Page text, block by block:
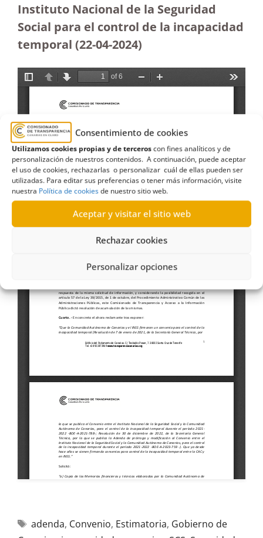
Consentimiento de cookies
Utilizamos cookies propias y de terceroscon fines analíticos y de
personalización de nuestros contenidos. A continuación, puede aceptar
el uso de cookies, rechazarlas o personalizar cuál de ellas pueden ser
utilizadas. Para editar sus preferencias o tener más información, visite
nuestra Política de cookiesde nuestro sitio web.
Aceptar y visitar el sitio web
Rechazar cookies
Personalizar opciones
Instituto Nacional de la Seguridad
Social para el control de la incapacidad
temporal (22-04-2024)
adenda, Convenio, Estimatoria, Gobierno de